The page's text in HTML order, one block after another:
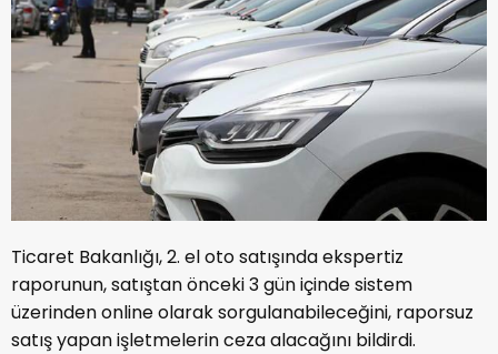
Ticaret Bakanlığı, 2. el oto satışında ekspertiz
raporunun, satıştan önceki 3 gün içinde sistem
üzerinden online olarak sorgulanabileceğini, raporsuz
satış yapan işletmelerin ceza alacağını bildirdi.